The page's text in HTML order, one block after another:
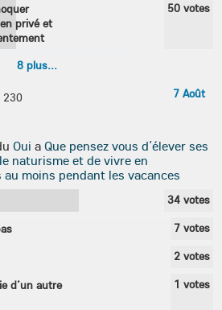
privé et
50 votes
8 plus...
7 Août
230
Oui a Que pensez vous d’élever ses
naturisme et de vivre en
moins pendant les vacances
34 votes
7 votes
2 votes
d’un autre
1 votes